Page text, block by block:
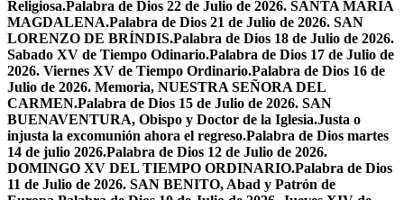
Religiosa.Palabra de Dios 22 de Julio de 2026. SANTA MARÍA
MAGDALENA.Palabra de Dios 21 de Julio de 2026. SAN
LORENZO DE BRÍNDIS.Palabra de Dios 18 de Julio de 2026.
Sabado XV de Tiempo Odinario.Palabra de Dios 17 de Julio de
2026. Viernes XV de Tiempo Ordinario.Palabra de Dios 16 de
Julio de 2026. Memoria, NUESTRA SEÑORA DEL
CARMEN.Palabra de Dios 15 de Julio de 2026. SAN
BUENAVENTURA, Obispo y Doctor de la Iglesia.Justa o
injusta la excomunión ahora el regreso.Palabra de Dios martes
14 de julio 2026.Palabra de Dios 12 de Julio de 2026.
DOMINGO XV DEL TIEMPO ORDINARIO.Palabra de Dios
11 de Julio de 2026. SAN BENITO, Abad y Patrón de